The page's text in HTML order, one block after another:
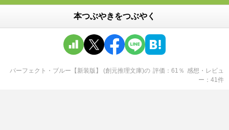
本つぶやきをつぶやく
パーフェクト・ブルー【新装版】 (創元推理文庫)の 評価 61 ％ 感想・レビュ
ー
41件